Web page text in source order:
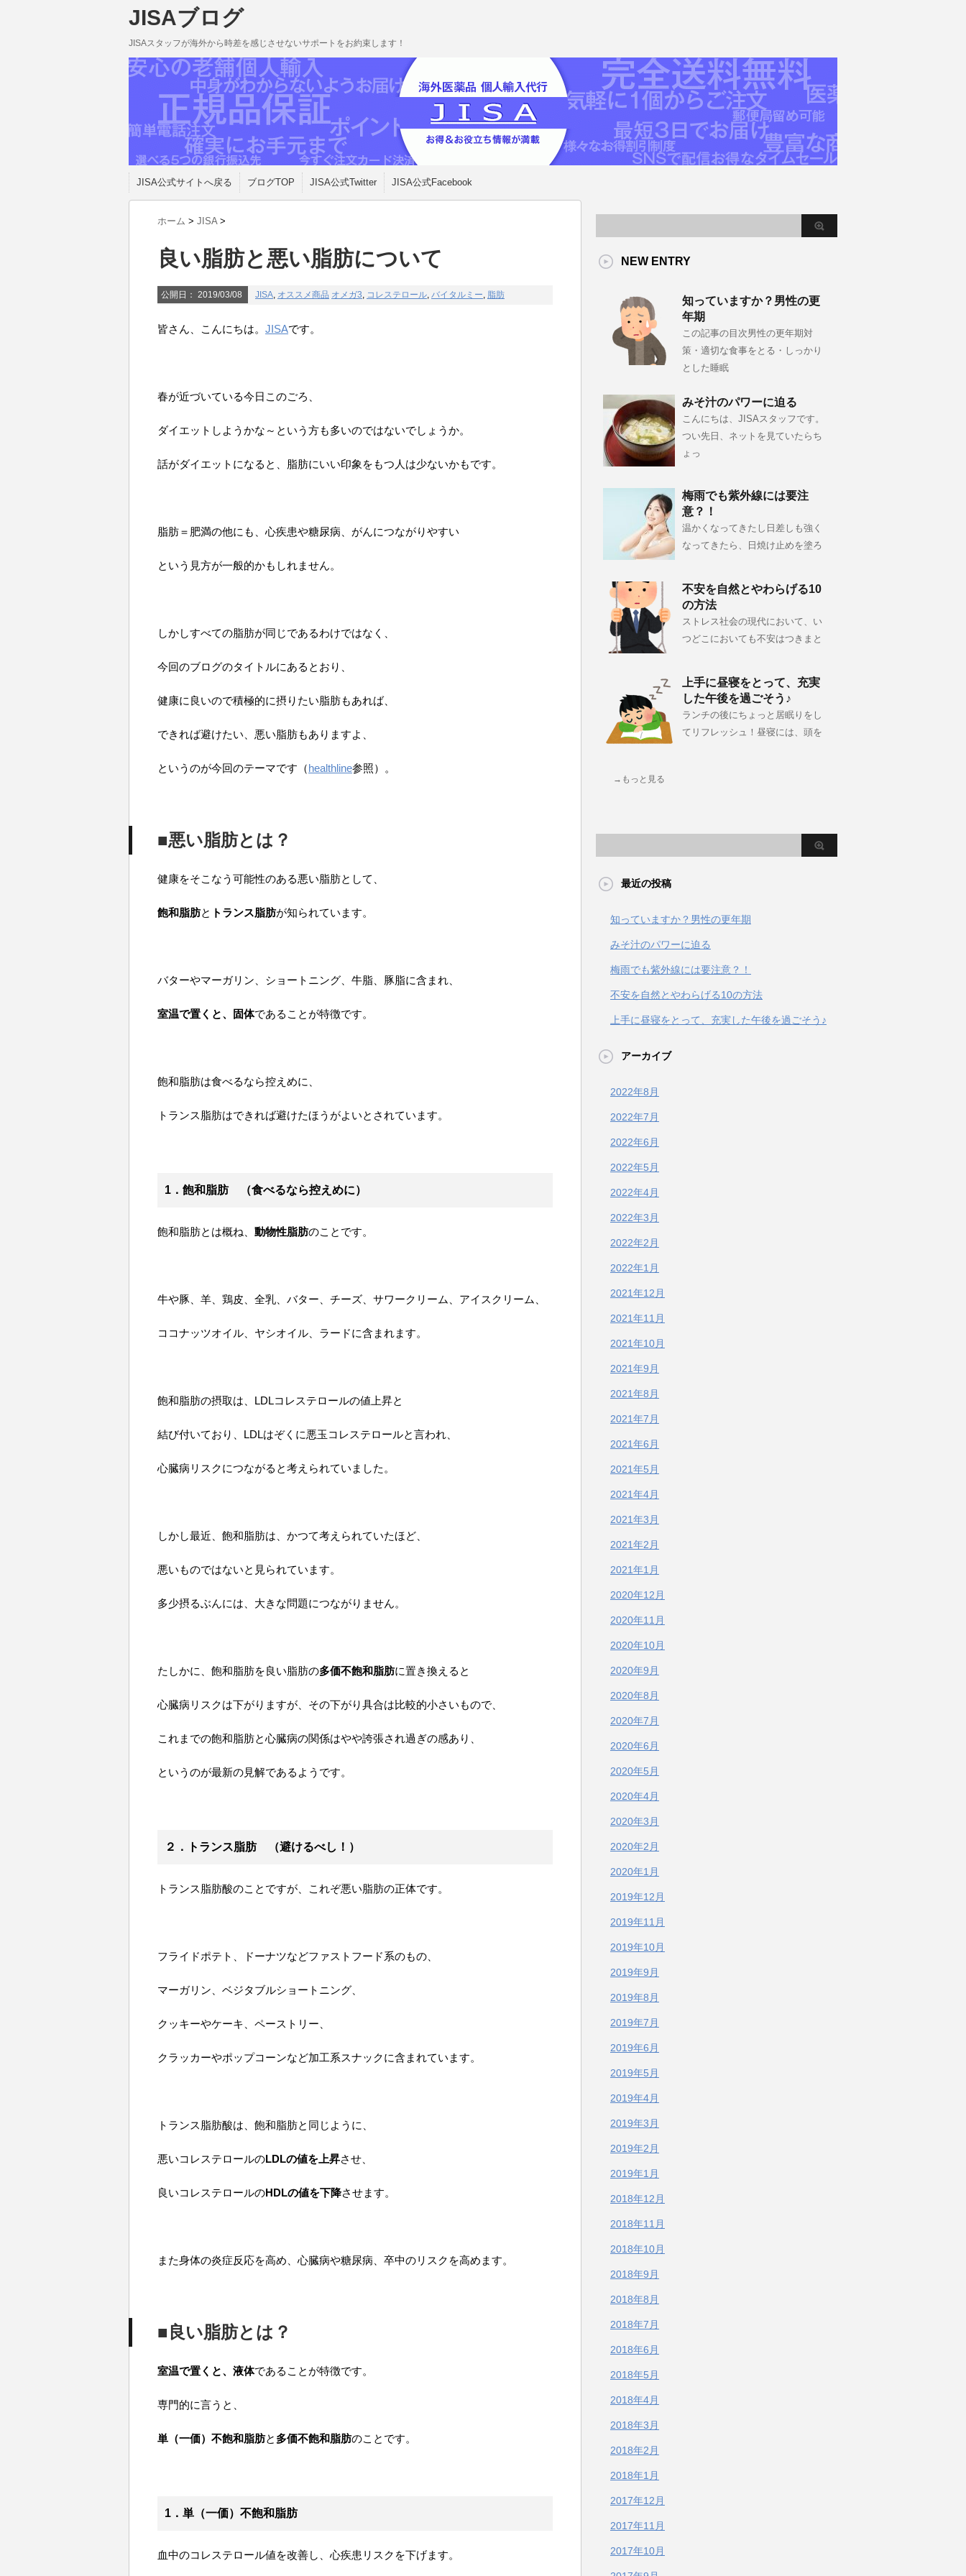
JISAブログ
JISAスタッフが海外から時差を感じさせないサポートをお約束します！
JISA公式サイトへ戻る ブログTOP JISA公式Twitter JISA公式Facebook
ホーム > JISA >
良い脂肪と悪い脂肪について
公開日： 2019/03/08 JISA, オススメ商品 オメガ3, コレステロール, バイタルミー, 脂肪
皆さん、こんにちは。 JISAです。
春が近づいている今日このごろ、
ダイエットしようかな～という方も多いのではないでしょうか。
話がダイエットになると、脂肪にいい印象をもつ人は少ないかもです。
脂肪＝肥満の他にも、心疾患や糖尿病、がんにつながりやすい
という見方が一般的かもしれません。
しかしすべての脂肪が同じであるわけではなく、
今回のブログのタイトルにあるとおり、
健康に良いので積極的に摂りたい脂肪もあれば、
できれば避けたい、悪い脂肪もありますよ、
というのが今回のテーマです（healthline参照）。
■悪い脂肪とは？
健康をそこなう可能性のある悪い脂肪として、
飽和脂肪と トランス脂肪が知られています。
バターやマーガリン、ショートニング、牛脂、豚脂に含まれ、
室温で置くと、固体であることが特徴です。
飽和脂肪は食べるなら控えめに、
トランス脂肪はできれば避けたほうがよいとされています。
1．飽和脂肪 （食べるなら控えめに）
飽和脂肪とは概ね、 動物性脂肪のことです。
牛や豚、羊、鶏皮、全乳、バター、チーズ、サワークリーム、アイスクリーム、
ココナッツオイル、ヤシオイル、ラードに含まれます。
飽和脂肪の摂取は、LDLコレステロールの値上昇と
結び付いており、LDLはぞくに悪玉コレステロールと言われ、
心臓病リスクにつながると考えられていました。
しかし最近、飽和脂肪は、かつて考えられていたほど、
悪いものではないと見られています。
多少摂るぶんには、大きな問題につながりません。
たしかに、飽和脂肪を良い脂肪の多価不飽和脂肪に置き換えると
心臓病リスクは下がりますが、その下がり具合は比較的小さいもので、
これまでの飽和脂肪と心臓病の関係はやや誇張され過ぎの感あり、
というのが最新の見解であるようです。
２．トランス脂肪 （避けるべし！）
トランス脂肪酸のことですが、これぞ悪い脂肪の正体です。
フライドポテト、ドーナツなどファストフード系のもの、
マーガリン、ベジタブルショートニング、
クッキーやケーキ、ペーストリー、
クラッカーやポップコーンなど加工系スナックに含まれています。
トランス脂肪酸は、飽和脂肪と同じように、
悪いコレステロールのLDLの値を上昇させ、
良いコレステロールのHDLの値を下降させます。
また身体の炎症反応を高め、心臓病や糖尿病、卒中のリスクを高めます。
■良い脂肪とは？
室温で置くと、液体であることが特徴です。
専門的に言うと、
単（一価）不飽和脂肪と 多価不飽和脂肪のことです。
1．単（一価）不飽和脂肪
血中のコレステロール値を改善し、心疾患リスクを下げます。
NEW ENTRY
知っていますか？男性の更
年期
この記事の目次男性の更年期対
策・適切な食事をとる・しっかり
とした睡眠
みそ汁のパワーに迫る
こんにちは、JISAスタッフです。
つい先日、ネットを見ていたらち
ょっ
梅雨でも紫外線には要注
意？！
温かくなってきたし日差しも強く
なってきたら、日焼け止めを塗ろ
不安を自然とやわらげる10
の方法
ストレス社会の現代において、い
つどこにおいても不安はつきまと
上手に昼寝をとって、充実
した午後を過ごそう♪
ランチの後にちょっと居眠りをし
てリフレッシュ！昼寝には、頭を
→もっと見る
最近の投稿
知っていますか？男性の更年期
みそ汁のパワーに迫る
梅雨でも紫外線には要注意？！
不安を自然とやわらげる10の方法
上手に昼寝をとって、充実した午後を過ごそう♪
アーカイブ
2022年8月
2022年7月
2022年6月
2022年5月
2022年4月
2022年3月
2022年2月
2022年1月
2021年12月
2021年11月
2021年10月
2021年9月
2021年8月
2021年7月
2021年6月
2021年5月
2021年4月
2021年3月
2021年2月
2021年1月
2020年12月
2020年11月
2020年10月
2020年9月
2020年8月
2020年7月
2020年6月
2020年5月
2020年4月
2020年3月
2020年2月
2020年1月
2019年12月
2019年11月
2019年10月
2019年9月
2019年8月
2019年7月
2019年6月
2019年5月
2019年4月
2019年3月
2019年2月
2019年1月
2018年12月
2018年11月
2018年10月
2018年9月
2018年8月
2018年7月
2018年6月
2018年5月
2018年4月
2018年3月
2018年2月
2018年1月
2017年12月
2017年11月
2017年10月